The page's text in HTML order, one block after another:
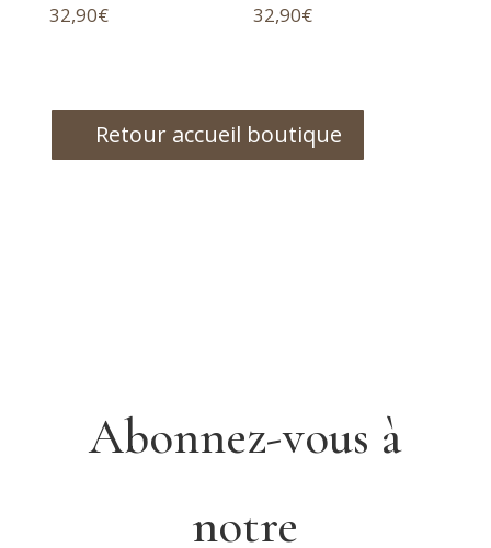
32,90€ 32,90€
Retour accueil boutique
Abonnez-vous à
notre